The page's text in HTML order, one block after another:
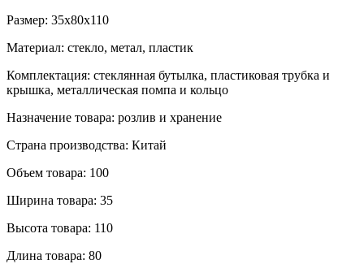
Размер: 35x80x110
Материал: стекло, метал, пластик
Комплектация: стеклянная бутылка, пластиковая трубка и
крышка, металлическая помпа и кольцо
Назначение товара: розлив и хранение
Страна производства: Китай
Объем товара: 100
Ширина товара: 35
Высота товара: 110
Длина товара: 80